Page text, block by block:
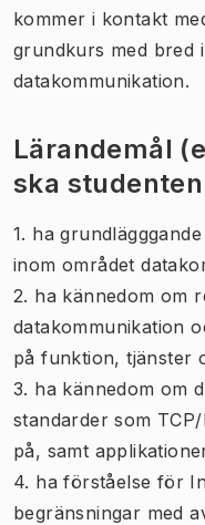
kommer i kontakt
grundkurs med bred
datakommunikation.
Lärandemål
ska
1. ha
inom området
2. ha kännedom om
datakommunikation
på funktion, tjänster
3. ha kännedom om
standarder som
på, samt
4. ha förståelse för
begränsningar med